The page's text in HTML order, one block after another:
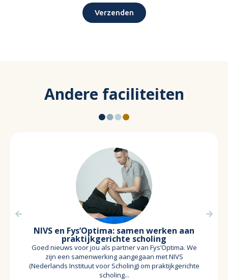
Verzenden
Andere faciliteiten
NIVS en Fys’Optima: samen werken aan
praktijkgerichte scholing
Goed nieuws voor jou als partner van Fys’Optima. We
zijn een samenwerking aangegaan met NIVS
(Nederlands Instituut voor Scholing) om praktijkgerichte
scholing...